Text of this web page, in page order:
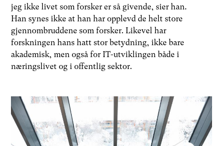
jeg ikke livet som forsker er så givende, sier han.
Han synes ikke at han har opplevd de helt store
gjennombruddene som forsker. Likevel har
forskningen hans hatt stor betydning, ikke bare
akademisk, men også for IT-utviklingen både i
næringslivet og i offentlig sektor.